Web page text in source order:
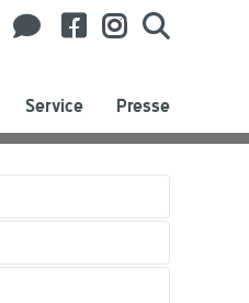
Service Presse